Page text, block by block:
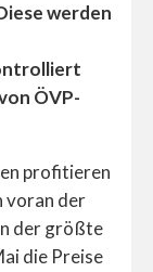
werden
ÖVP-
profitieren
voran der
der größte
die Preise